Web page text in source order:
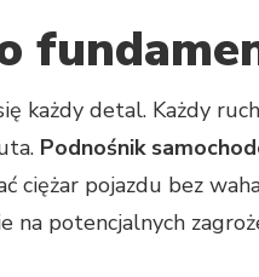
każdy detal. Każdy
Podnośnik
ciężar pojazdu bez
na potencjalnych